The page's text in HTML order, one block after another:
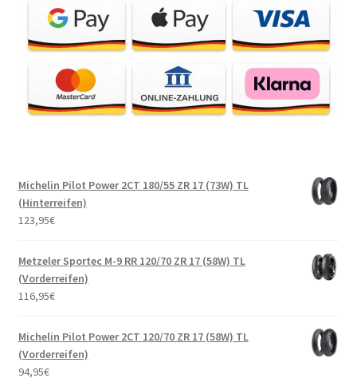
Michelin Pilot Power 2CT 180/55 ZR 17 (73W) TL
(Hinterreifen)
123,95€
Metzeler Sportec M-9 RR 120/70 ZR 17 (58W) TL
(Vorderreifen)
116,95€
Michelin Pilot Power 2CT 120/70 ZR 17 (58W) TL
(Vorderreifen)
94,95€